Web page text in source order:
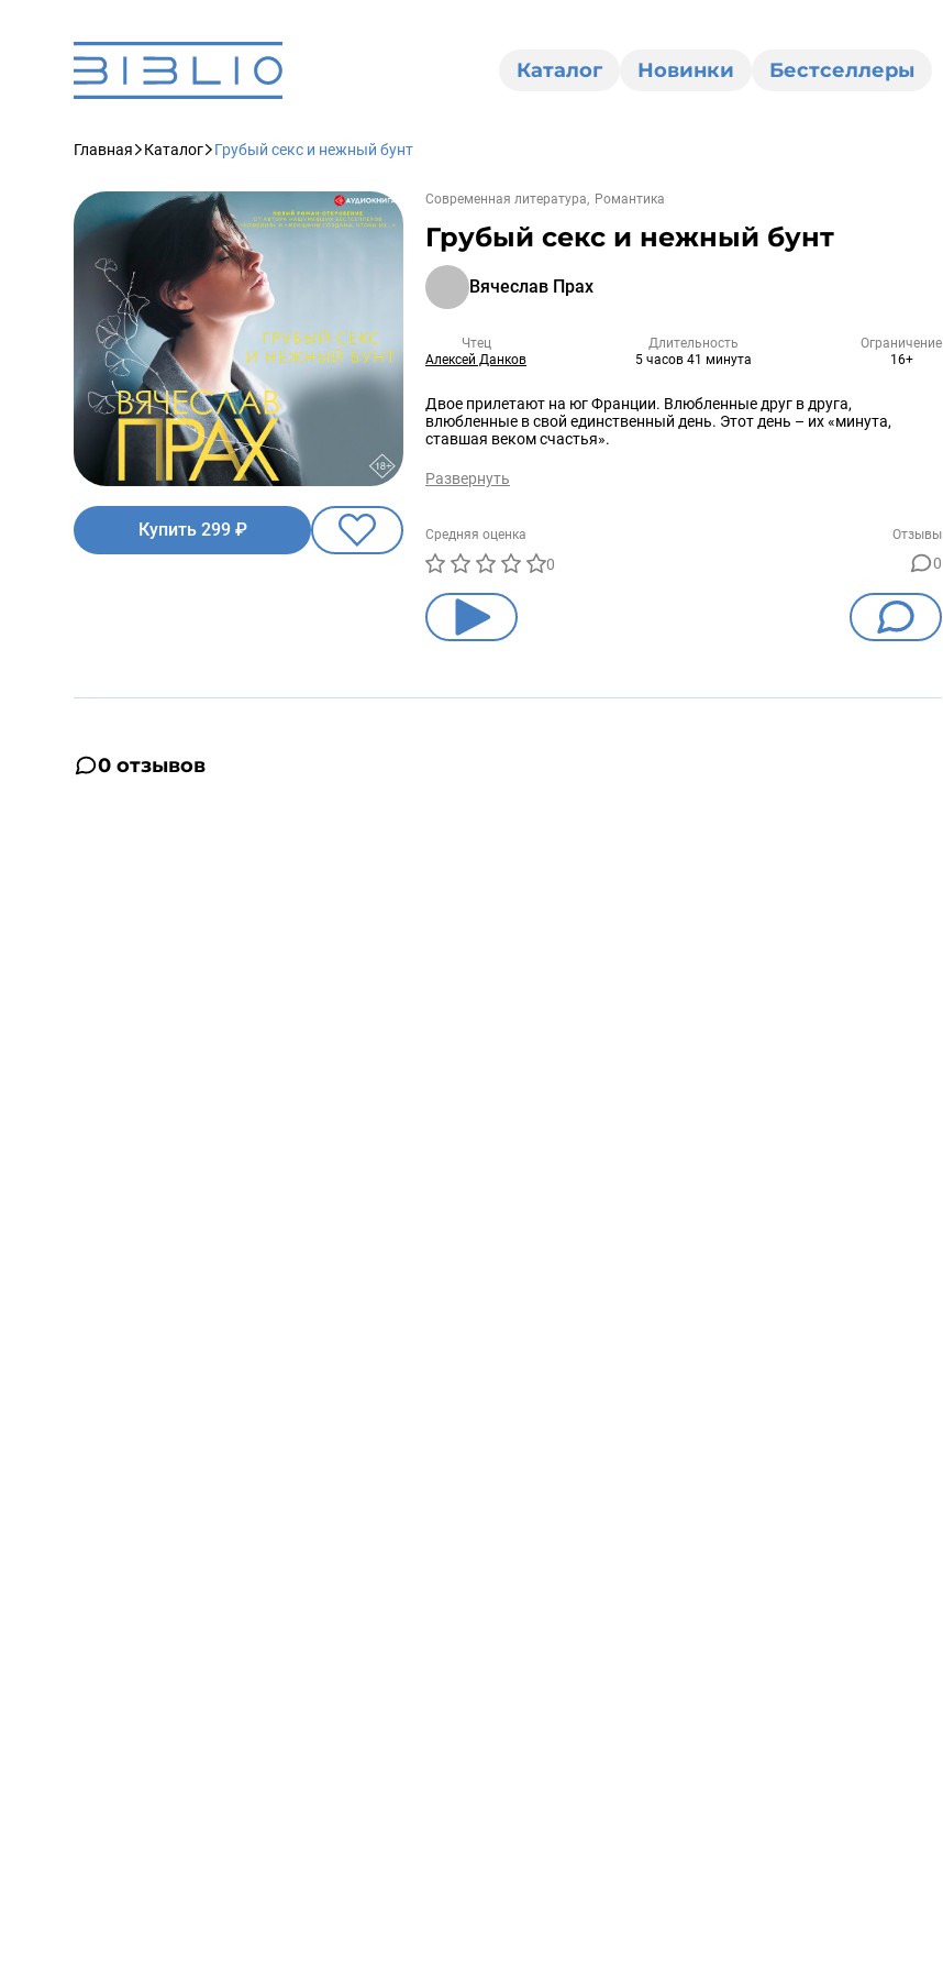
Каталог Новинки Бестселлеры
Главная Каталог Грубый секс и нежный бунт
Купить 299 ₽
Современная литература Романтика
Грубый секс и нежный бунт
Вячеслав Прах
Чтец
Алексей Данков
Длительность
5 часов 41 минута
Ограничение
16+
Двое прилетают на юг Франции. Влюбленные друг в друга,
влюбленные в свой единственный день. Этот день – их «минута,
ставшая веком счастья».
Развернуть
Средняя оценка
0
Отзывы
0
0 отзывов